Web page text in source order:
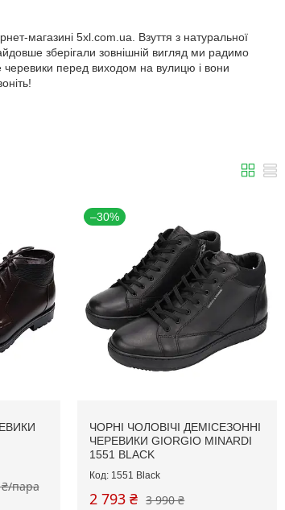
магазині 5xl.com.ua. Взуття з натуральної
зберігали зовнішній вигляд ми радимо
черевики перед виходом на вулицю і вони
пара
–30%
ЧОРНІ ЧОЛОВІЧІ ДЕМІСЕЗОННІ
ЧЕРЕВИКИ GIORGIO MINARDI
1551 BLACK
1551 Black
3 990 ₴
2 793 ₴